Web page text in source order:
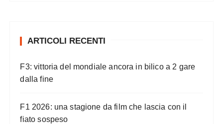
ARTICOLI RECENTI
F3: vittoria del mondiale ancora in bilico a 2 gare
dalla fine
F1 2026: una stagione da film che lascia con il
fiato sospeso